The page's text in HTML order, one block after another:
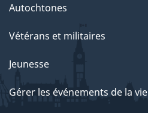
Autochtones
Vétérans et militaires
Jeunesse
Gérer les événements de la vie